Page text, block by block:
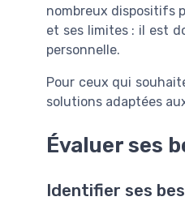
nombreux dispositifs
et ses limites : il est
personnelle.
Pour ceux qui
solutions adaptées
Évaluer ses
Identifier ses